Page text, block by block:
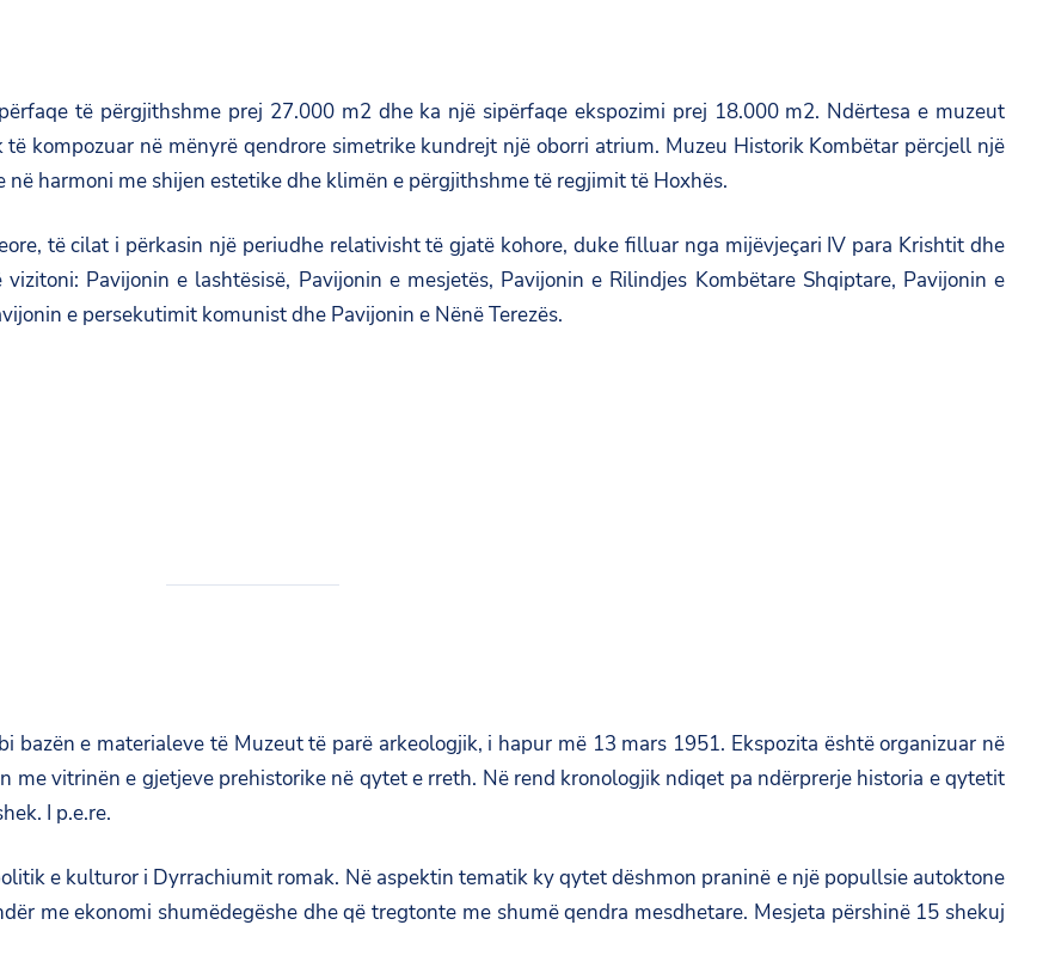
të përgjithshme prej 27.000 m2 dhe ka një sipërfaqe ekspozimi prej 18.000 m2. Ndërtesa e muzeut
kompozuar në mënyrë qendrore simetrike kundrejt një oborri atrium. Muzeu Historik Kombëtar përcjell një
harmoni me shijen estetike dhe klimën e përgjithshme të regjimit të Hoxhës.
të cilat i përkasin një periudhe relativisht të gjatë kohore, duke filluar nga mijëvjeçari IV para Krishtit dhe
Pavijonin e lashtësisë, Pavijonin e mesjetës, Pavijonin e Rilindjes Kombëtare Shqiptare, Pavijonin e
e persekutimit komunist dhe Pavijonin e Nënë Terezës.
e materialeve të Muzeut të parë arkeologjik, i hapur më 13 mars 1951. Ekspozita është organizuar në
me vitrinën e gjetjeve prehistorike në qytet e rreth. Në rend kronologjik ndiqet pa ndërprerje historia e qytetit
I p.e.re.
e kulturor i Dyrrachiumit romak. Në aspektin tematik ky qytet dëshmon praninë e një popullsie autoktone
me ekonomi shumëdegëshe dhe që tregtonte me shumë qendra mesdhetare. Mesjeta përshinë 15 shekuj